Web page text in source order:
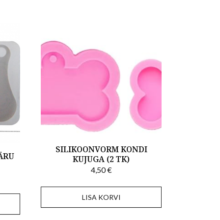
SILIKOONVORM KONDI
KUJUGA (2 TK)
4,50€
LISA KORVI